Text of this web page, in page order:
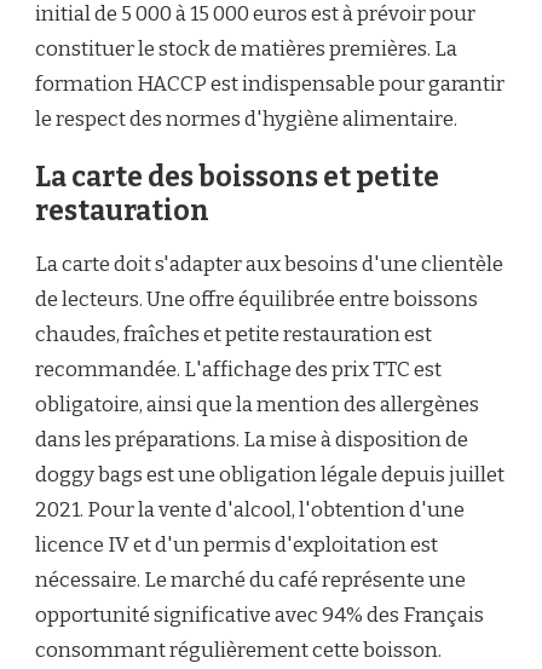
initial de 5 000 à 15 000 euros est à prévoir pour
constituer le stock de matières premières. La
formation HACCP est indispensable pour garantir
le respect des normes d'hygiène alimentaire.
La carte des boissons et petite
restauration
La carte doit s'adapter aux besoins d'une clientèle
de lecteurs. Une offre équilibrée entre boissons
chaudes, fraîches et petite restauration est
recommandée. L'affichage des prix TTC est
obligatoire, ainsi que la mention des allergènes
dans les préparations. La mise à disposition de
doggy bags est une obligation légale depuis juillet
2021. Pour la vente d'alcool, l'obtention d'une
licence IV et d'un permis d'exploitation est
nécessaire. Le marché du café représente une
opportunité significative avec 94% des Français
consommant régulièrement cette boisson.